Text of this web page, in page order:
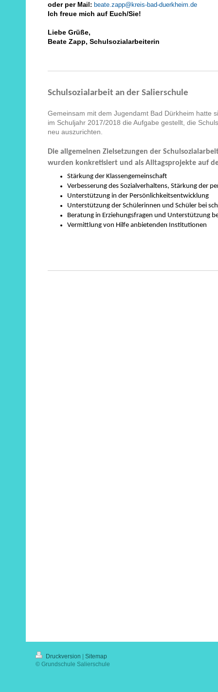
oder per Mail: beate.zapp@kreis-bad-duerkheim.de
Ich freue mich auf Euch/Sie!
Liebe Grüße,
Beate Zapp, Schulsozialarbeiterin
Schulsozialarbeit an der Salierschule
Gemeinsam mit dem Jugendamt Bad Dürkheim hatte
im Schuljahr 2017/2018 die Aufgabe gestellt, die
neu auszurichten.
Die allgemeinen Zielsetzungen der
wurden konkretisiert und als Alltagsprojekte auf
Stärkung der Klassengemeinschaft
Verbesserung des Sozialverhaltens, Stärkung der
Unterstützung in der Persönlichkeitsentwicklung
Unterstützung der Schülerinnen und Schüler bei
Beratung in Erziehungsfragen und Unterstützung
Vermittlung von Hilfe anbietenden Institutionen
Druckversion
Sitemap
© Grundschule Salierschule